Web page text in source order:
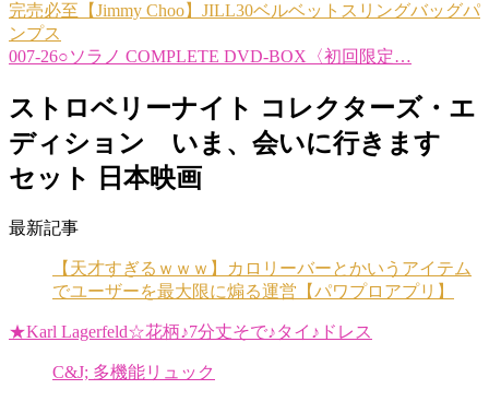
完売必至【Jimmy Choo】JILL30ベルベットスリングバッグパ
ンプス
007-26○ソラノ COMPLETE DVD-BOX〈初回限定…
ストロベリーナイト コレクターズ・エ
ディション いま、会いに行きます
セット 日本映画
最新記事
【天才すぎるｗｗｗ】カロリーバーとかいうアイテム
でユーザーを最大限に煽る運営【パワプロアプリ】
★Karl Lagerfeld☆花柄♪7分丈そで♪タイ♪ドレス
C&J; 多機能リュック